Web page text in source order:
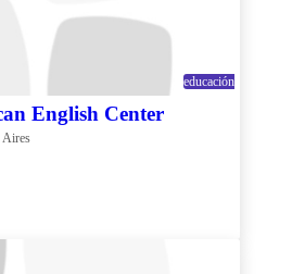
educación
English Center
Aires